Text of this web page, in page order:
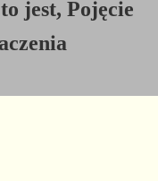
jest, Pojęcie